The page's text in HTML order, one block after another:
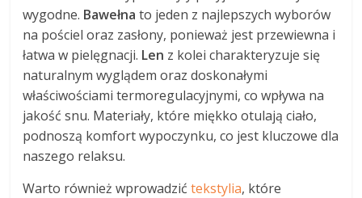
wygodne. Bawełna to jeden z najlepszych wyborów
na pościel oraz zasłony, ponieważ jest przewiewna i
łatwa w pielęgnacji. Len z kolei charakteryzuje się
naturalnym wyglądem oraz doskonałymi
właściwościami termoregulacyjnymi, co wpływa na
jakość snu. Materiały, które miękko otulają ciało,
podnoszą komfort wypoczynku, co jest kluczowe dla
naszego relaksu.
Warto również wprowadzićtekstylia, które